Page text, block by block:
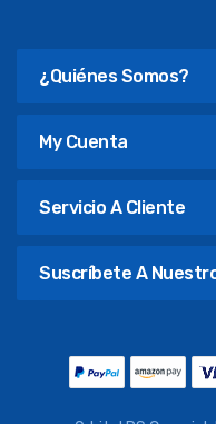
¿Quiénes Somos?
My Cuenta
Servicio A Cliente
Suscríbete A